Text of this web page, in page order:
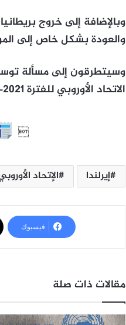
وبالإضافة إلى خروج
والعودة بشكل خاص إلى
وسيتطرقون إلى مسألة
الاتحاد الأوروبي للفترة 2021-2027 الجمعة.

إيرلندا الإتحاد
فيسبوك
مقالات ذات صلة